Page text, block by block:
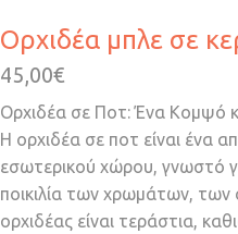
Ορχιδέα μπλε σε
45,00€
Ορχιδέα σε Ποτ: Ένα Κομψό
Η ορχιδέα σε ποτ είναι ένα
εσωτερικού χώρου, γνωστό
ποικιλία των χρωμάτων,
ορχιδέας είναι τεράστια,